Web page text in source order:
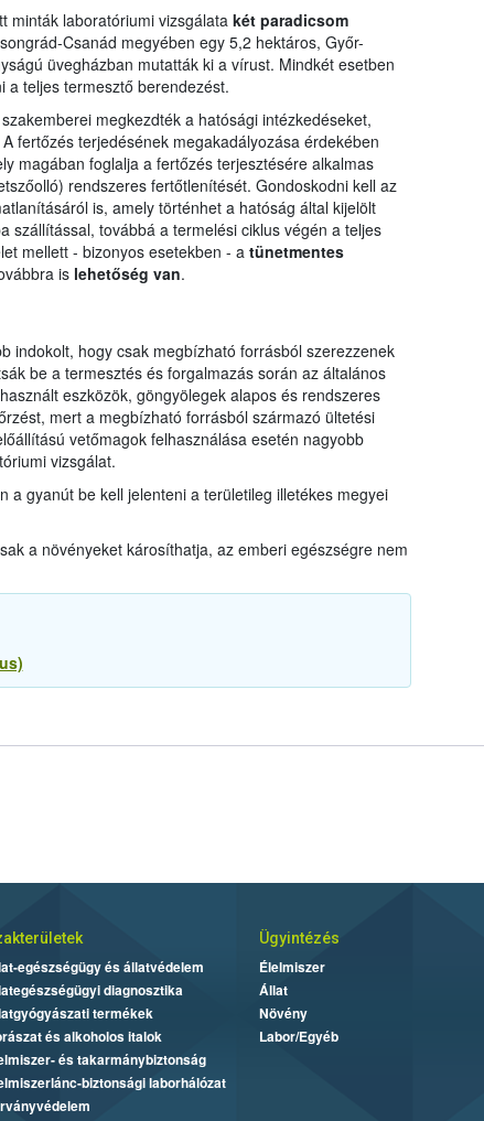
minták laboratóriumi vizsgálata két paradicsom
Csanád megyében egy 5,2 hektáros, Győr-
üvegházban mutatták ki a vírust. Mindkét esetben
a teljes termesztő berendezést.
megkezdték a hatósági intézkedéseket,
fertőzés terjedésének megakadályozása érdekében
magában foglalja a fertőzés terjesztésére alkalmas
rendszeres fertőtlenítését. Gondoskodni kell az
is, amely történhet a hatóság által kijelölt
szállítással, továbbá a termelési ciklus végén a teljes
mellett - bizonyos esetekben - a tünetmentes
is lehetőség van.
indokolt, hogy csak megbízható forrásból szerezzenek
be a termesztés és forgalmazás során az általános
eszközök, göngyölegek alapos és rendszeres
mert a megbízható forrásból származó ültetési
vetőmagok felhasználása esetén nagyobb
vizsgálat.
a gyanút be kell jelenteni a területileg illetékes megyei
a növényeket károsíthatja, az emberi egészségre nem
egészségügy és állatvédelem
diagnosztika
termékek
és alkoholos italok
és takarmánybiztonság
biztonsági laborhálózat
Ügyintézés
Élelmiszer
Állat
Növény
Labor/Egyéb